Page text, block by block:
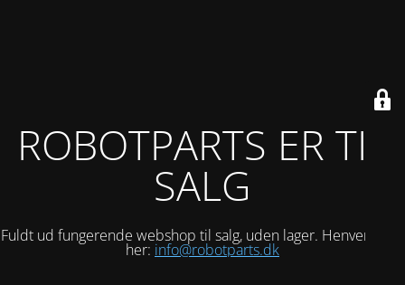
ROBOTPARTS ER TIL
SALG
Fuldt ud fungerende webshop til salg, uden lager. Henvend dig
her: info@robotparts.dk